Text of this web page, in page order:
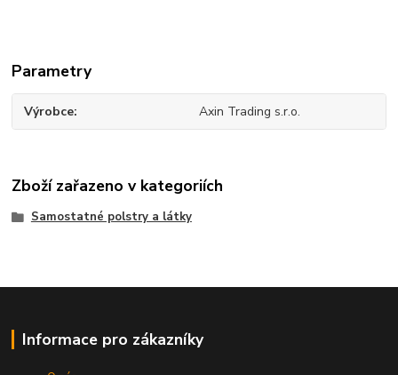
Parametry
Výrobce Axin Trading s.r.o.
Zboží zařazeno v kategoriích
Samostatné polstry a látky
Informace pro zákazníky